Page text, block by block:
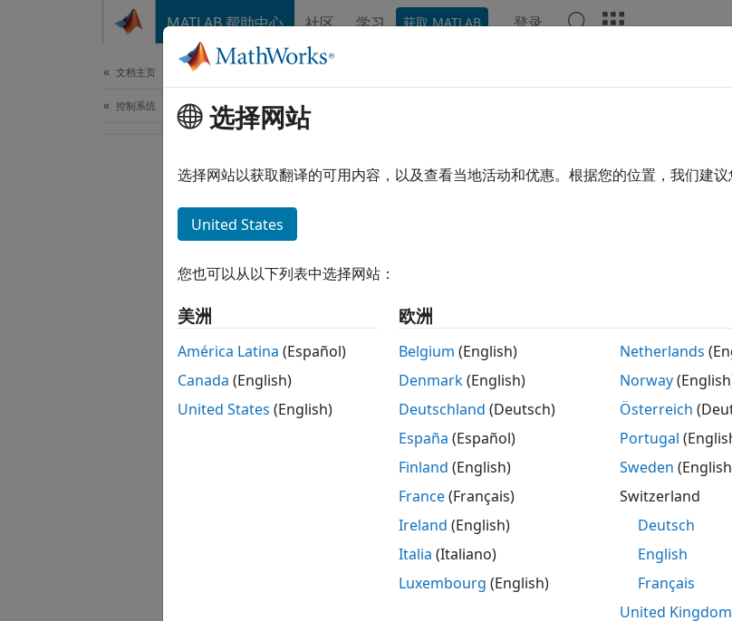
MATLAB 帮助中心 社区 学习 获取 MATLAB 登录
文档主页
控制系统 选择网站
选择网站以获取翻译的可用内容，以及查看当地活动和优惠。根据您的位置，我们建议
United States
您也可以从以下列表中选择网站：
美洲
América Latina (Español)
Canada (English)
United States (English)
欧洲
Belgium (English)
Denmark(English)
Deutschland (Deutsch)
España (Español)
Finland (English)
France(Français)
Ireland (English)
Italia (Italiano)
Luxembourg (English)
Netherlands
Norway
Österreich
Portugal
Sweden
Switzerland
Deutsch
English
Français
United Kingdom